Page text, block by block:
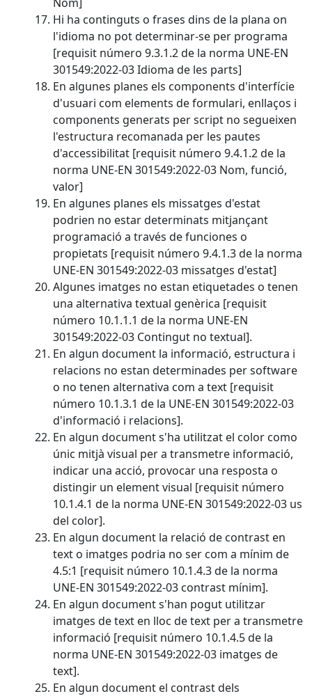
Hi ha continguts o frases dins de la plana on
l'idioma no pot determinar-se per programa
[requisit número 9.3.1.2 de la norma UNE-EN
301549:2022-03 Idioma de les parts]
En algunes planes els components d'interfície
d'usuari com elements de formulari, enllaços i
components generats per script no segueixen
l'estructura recomanada per les pautes
d'accessibilitat [requisit número 9.4.1.2 de la
norma UNE-EN 301549:2022-03 Nom, funció,
valor]
En algunes planes els missatges d'estat
podrien no estar determinats mitjançant
programació a través de funciones o
propietats [requisit número 9.4.1.3 de la norma
UNE-EN 301549:2022-03 missatges d'estat]
Algunes imatges no estan etiquetades o tenen
una alternativa textual genèrica [requisit
número 10.1.1.1 de la norma UNE-EN
301549:2022-03 Contingut no textual].
En algun document la informació, estructura i
relacions no estan determinades per software
o no tenen alternativa com a text [requisit
número 10.1.3.1 de la UNE-EN 301549:2022-03
d'informació i relacions].
En algun document s'ha utilitzat el color como
únic mitjà visual per a transmetre informació,
indicar una acció, provocar una resposta o
distingir un element visual [requisit número
10.1.4.1 de la norma UNE-EN 301549:2022-03 us
del color].
En algun document la relació de contrast en
text o imatges podria no ser com a mínim de
4.5:1 [requisit número 10.1.4.3 de la norma
UNE-EN 301549:2022-03 contrast mínim].
En algun document s'han pogut utilitzar
imatges de text en lloc de text per a transmetre
informació [requisit número 10.1.4.5 de la
norma UNE-EN 301549:2022-03 imatges de
text].
En algun document el contrast dels